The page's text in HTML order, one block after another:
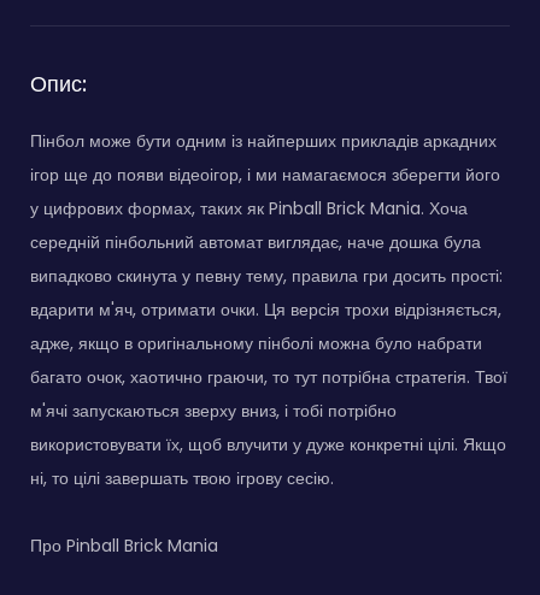
Опис:
Пінбол може бути одним із найперших прикладів аркадних
ігор ще до появи відеоігор, і ми намагаємося зберегти його
у цифрових формах, таких як Pinball Brick Mania. Хоча
середній пінбольний автомат виглядає, наче дошка була
випадково скинута у певну тему, правила гри досить прості:
вдарити м'яч, отримати очки. Ця версія трохи відрізняється,
адже, якщо в оригінальному пінболі можна було набрати
багато очок, хаотично граючи, то тут потрібна стратегія. Твої
м'ячі запускаються зверху вниз, і тобі потрібно
використовувати їх, щоб влучити у дуже конкретні цілі. Якщо
ні, то цілі завершать твою ігрову сесію.
Про Pinball Brick Mania